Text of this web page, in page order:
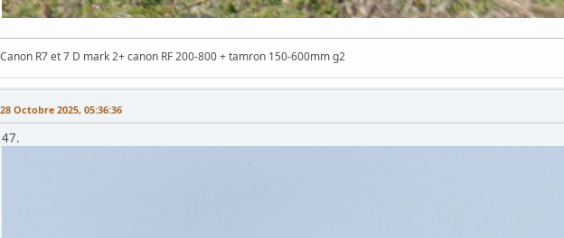
Canon R7 et 7 D mark 2+ canon RF 200-800 + tamron 150-600mm g2
28 Octobre 2025, 05:36:36
47.